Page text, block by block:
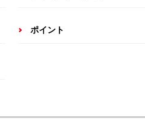
ポイント